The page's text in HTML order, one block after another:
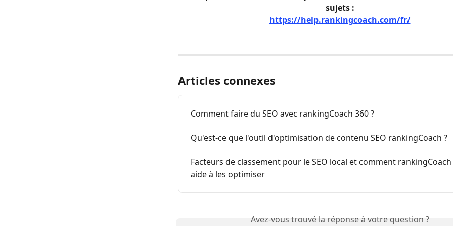
sujets :
https://help.rankingcoach.com/fr/
Articles connexes
Comment faire du SEO avec rankingCoach 360 ?
Qu'est-ce que l'outil d'optimisation de contenu SEO rankingCoach ?
Facteurs de classement pour le SEO local et comment
aide à les optimiser
Avez-vous trouvé la réponse à votre question ?